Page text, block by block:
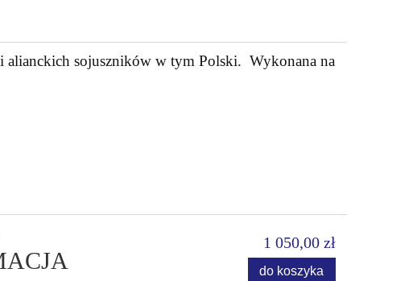
alianckich sojuszników w tym Polski. Wykonana na
1 050,00 zł
do koszyka